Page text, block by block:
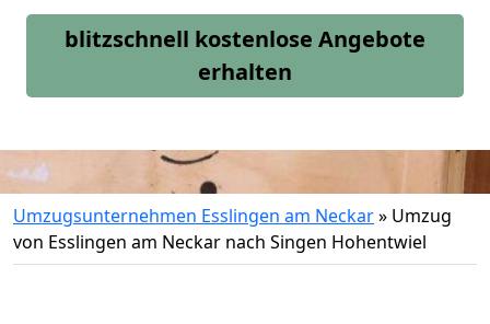
blitzschnell kostenlose Angebote
erhalten
Umzugsunternehmen Esslingen am Neckar» Umzug
von Esslingen am Neckar nach Singen Hohentwiel